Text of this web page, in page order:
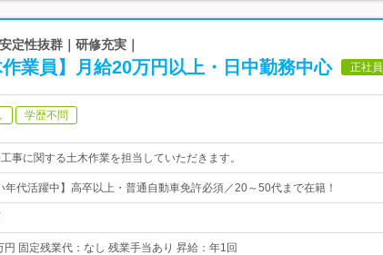
定性抜群｜研修充実｜
業員】月給20万円以上・日中勤務中心 正社員
学歴不問
事に関する土木作業を担当していただきます。
年代活躍中】高卒以上・普通自動車免許必須／20～50代まで在籍！
円 固定残業代：なし 残業手当あり 昇給：年1回